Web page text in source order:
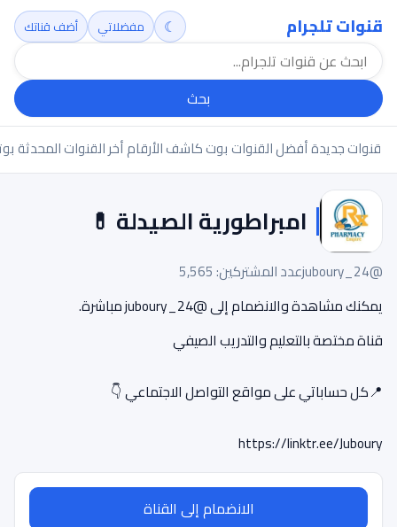
قنوات تلجرام
بحث
☾ مفضلاتي أضف قناتك
قنوات جديدةأفضل القنواتبوت كاشف الأرقامأخر القنوات المحدثة
امبراطورية الصيدلة 💊
@juboury_24
عدد المشتركين: 5,565
يمكنك مشاهدة والانضمام إلى @juboury_24 مباشرة.
قناة مختصة بالتعليم والتدريب الصيفي
📍كل حساباتي على مواقع التواصل الاجتماعي 👇
https://linktr.ee/Juboury
الانضمام إلى القناة